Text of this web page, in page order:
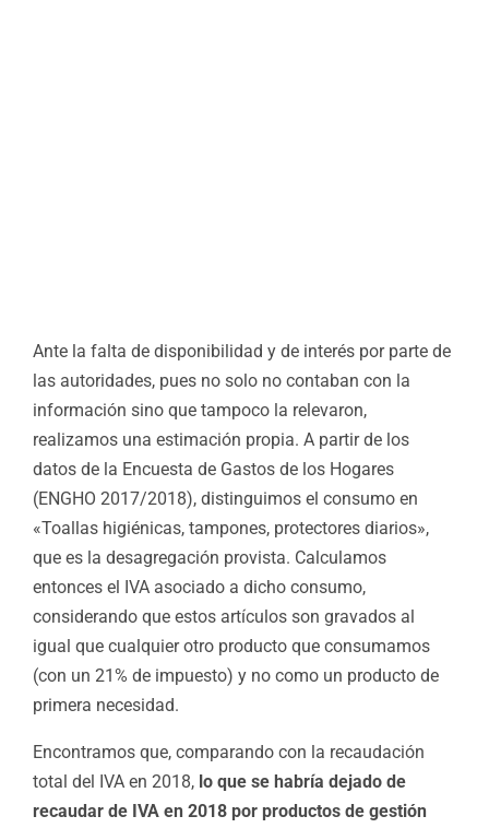
Ante la falta de disponibilidad y de interés por parte de
las autoridades, pues no solo no contaban con la
información sino que tampoco la relevaron,
realizamos una estimación propia. A partir de los
datos de la Encuesta de Gastos de los Hogares
(ENGHO 2017/2018), distinguimos el consumo en
«Toallas higiénicas, tampones, protectores diarios»,
que es la desagregación provista. Calculamos
entonces el IVA asociado a dicho consumo,
considerando que estos artículos son gravados al
igual que cualquier otro producto que consumamos
(con un 21% de impuesto) y no como un producto de
primera necesidad.
Encontramos que, comparando con la recaudación
total del IVA en 2018, lo que se habría dejado de
recaudar de IVA en 2018 por productos de gestión